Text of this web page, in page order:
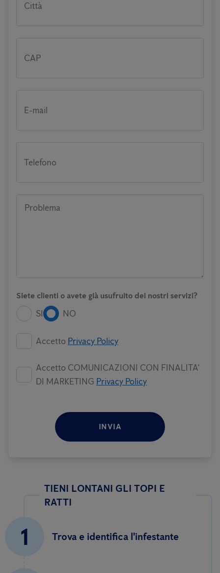
Città
CAP
E-mail
Telefono
Problema
Siete clienti o avete già usufruito dei nostri servizi?
SI NO
Accetto Privacy Policy
Accetto COMUNICAZIONI CON FINALITA'
DI MARKETING Privacy Policy
INVIA
TIENI LONTANI GLI TOPI E
RATTI
1 Trova e identifica l'infestante